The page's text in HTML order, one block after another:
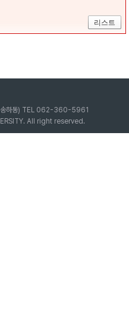
리스트
(송하동) TEL 062-360-5961
All right reserved.